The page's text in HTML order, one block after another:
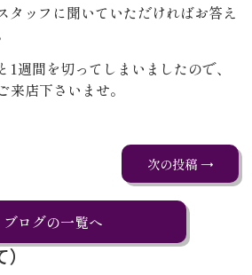
タッフに聞いていただければお答え
1週間を切ってしまいましたので、
来店下さいませ。
次の投稿 →
ブログの一覧へ
）